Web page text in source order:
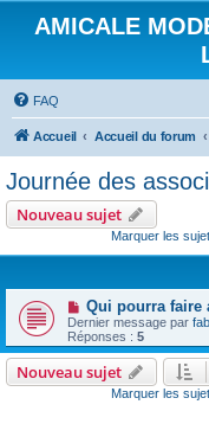
AMICALE
FAQ
Accueil Accueil du forum
Journée des
Nouveau sujet
Marquer les
Qui pourra faire
Dernier message par
Réponses : 5
Nouveau sujet
Marquer les